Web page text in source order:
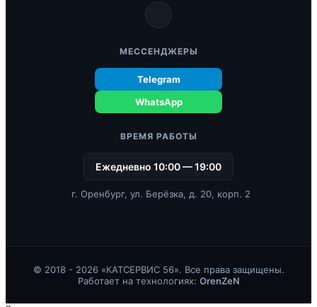
МЕССЕНДЖЕРЫ
Telegram
WhatsApp
ВРЕМЯ РАБОТЫ
Ежедневно 10:00 — 19:00
г. Оренбург, ул. Берёзка, д. 20, корп. 2
© 2018 - 2026 «КАТСЕРВИС 56». Все права защищены.
Работает на технологиях: OrenZeN